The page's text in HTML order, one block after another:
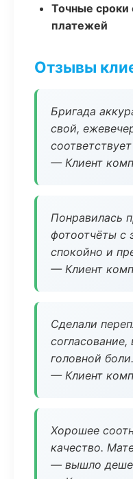
Точные сроки
платежей
Отзывы
Бригада
свой,
— Клиент
Понравилась
фотоотчёты с
спокойно и
— Клиент
Сделали
согласование,
головной боли.
— Клиент
Хорошее
качество.
— вышло